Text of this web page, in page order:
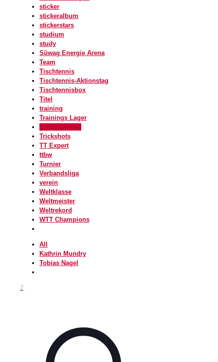
sticker
stickeralbum
stickerstars
studium
study
Süwag Energie Arena
Team
Tischtennis
Tischtennis-Aktionstag
Tischtennisbox
Titel
training
Trainings Lager
Trickshots
TT Expert
ttbw
Turnier
Verbandsliga
verein
Weltklasse
Weltmeister
Weltrekord
WTT Champions
All
Kathrin Mundry
Tobias Nagel
2